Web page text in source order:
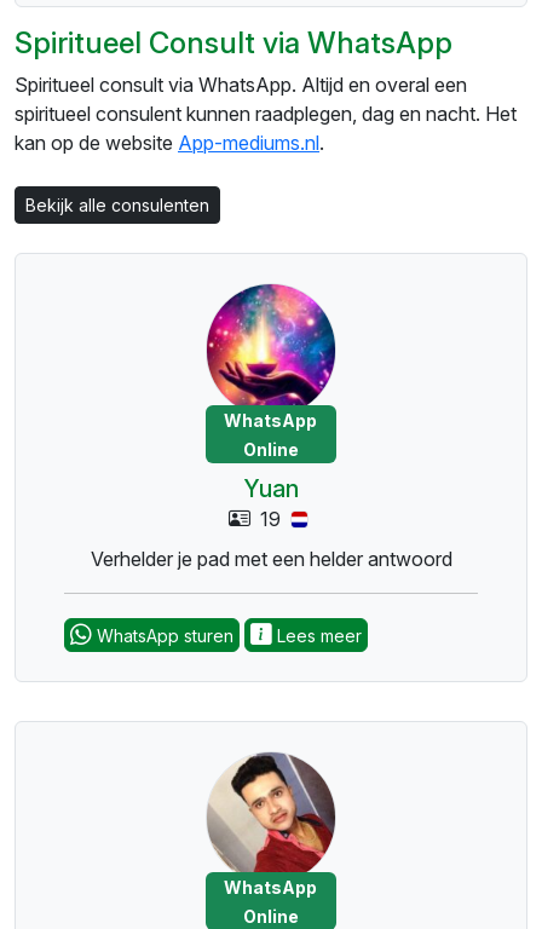
Spiritueel Consult via WhatsApp
Spiritueel consult via WhatsApp. Altijd en overal een
spiritueel consulent kunnen raadplegen, dag en nacht. Het
kan op de website App-mediums.nl.
Bekijk alle consulenten
WhatsApp
Online
Yuan
19
Verhelder je pad met een helder antwoord
WhatsApp sturen Lees meer
WhatsApp
Online